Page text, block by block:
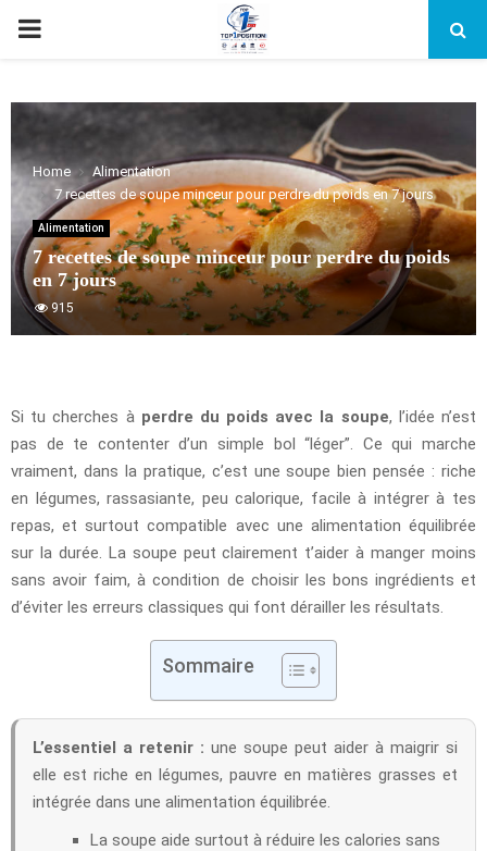
PRIMARY
Home
Alimentation
7 recettes de soupe minceur pour perdre du poids en 7 jours
Alimentation
7 recettes de soupe minceur pour perdre du poids
en 7 jours
915
Si tu cherches à perdre du poids avec la soupe, l’idée n’est
pas de te contenter d’un simple bol “léger”. Ce qui marche
vraiment, dans la pratique, c’est une soupe bien pensée : riche
en légumes, rassasiante, peu calorique, facile à intégrer à tes
repas, et surtout compatible avec une alimentation équilibrée
sur la durée. La soupe peut clairement t’aider à manger moins
sans avoir faim, à condition de choisir les bons ingrédients et
d’éviter les erreurs classiques qui font dérailler les résultats.
Sommaire
L’essentiel a retenir : une soupe peut aider à maigrir si
elle est riche en légumes, pauvre en matières grasses et
intégrée dans une alimentation équilibrée.
La soupe aide surtout à réduire les calories sans